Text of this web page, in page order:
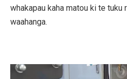
whakapau kaha matou ki te tuku
waahanga.